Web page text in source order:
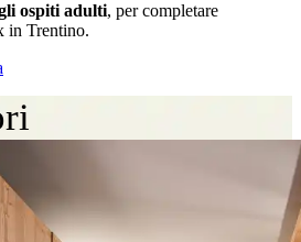
ospiti adulti, per completare
in Trentino.